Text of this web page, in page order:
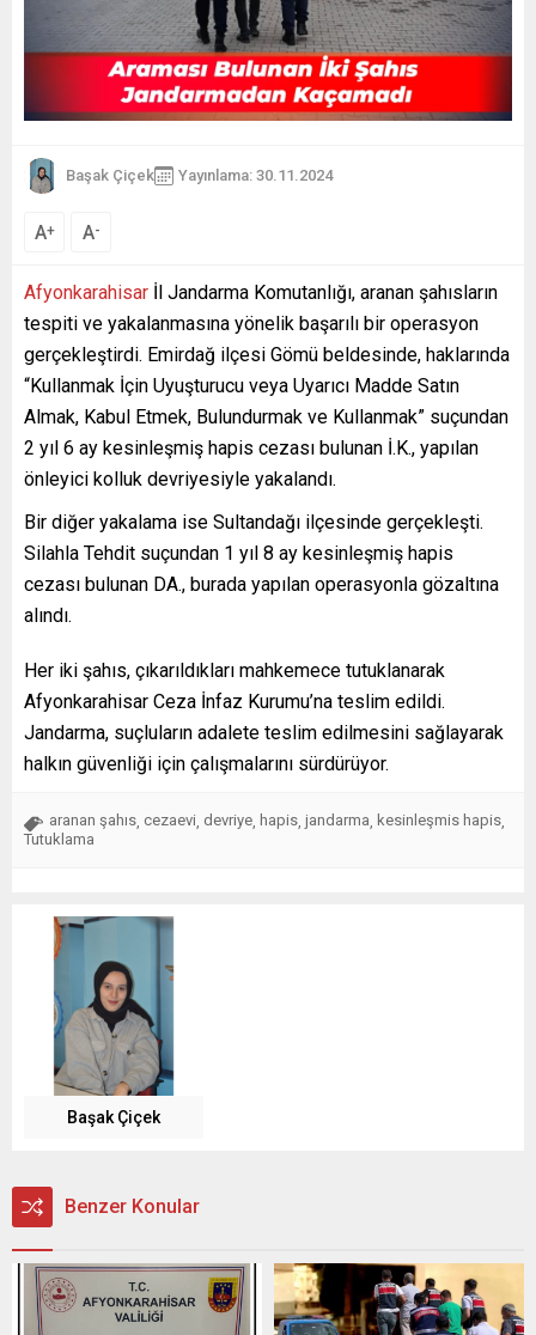
Başak Çiçek Yayınlama: 30.11.2024
A+ A-
Afyonkarahisar İl Jandarma Komutanlığı, aranan şahısların
tespiti ve yakalanmasına yönelik başarılı bir operasyon
gerçekleştirdi. Emirdağ ilçesi Gömü beldesinde, haklarında
“Kullanmak İçin Uyuşturucu veya Uyarıcı Madde Satın
Almak, Kabul Etmek, Bulundurmak ve Kullanmak” suçundan
2 yıl 6 ay kesinleşmiş hapis cezası bulunan İ.K., yapılan
önleyici kolluk devriyesiyle yakalandı.
Bir diğer yakalama ise Sultandağı ilçesinde gerçekleşti.
Silahla Tehdit suçundan 1 yıl 8 ay kesinleşmiş hapis
cezası bulunan DA., burada yapılan operasyonla gözaltına
alındı.
Her iki şahıs, çıkarıldıkları mahkemece tutuklanarak
Afyonkarahisar Ceza İnfaz Kurumu’na teslim edildi.
Jandarma, suçluların adalete teslim edilmesini sağlayarak
halkın güvenliği için çalışmalarını sürdürüyor.
aranan şahıs cezaevi devriye hapis jandarma kesinleşmis hapis
Tutuklama
Başak Çiçek
Benzer Konular